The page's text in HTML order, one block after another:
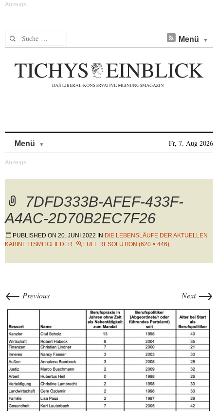
Suche nach: Menü
Menü Fr, 7. Aug 2026
7DFD333B-AFEF-433F-
A4AC-2D70B2EC7F26
PUBLISHED ON 20. JUNI 2022 IN DIE LEBENSLÄUFE DER AKTUELLEN
KABINETTSMITGLIEDER
FULL RESOLUTION (620 × 446)
← Previous Next →